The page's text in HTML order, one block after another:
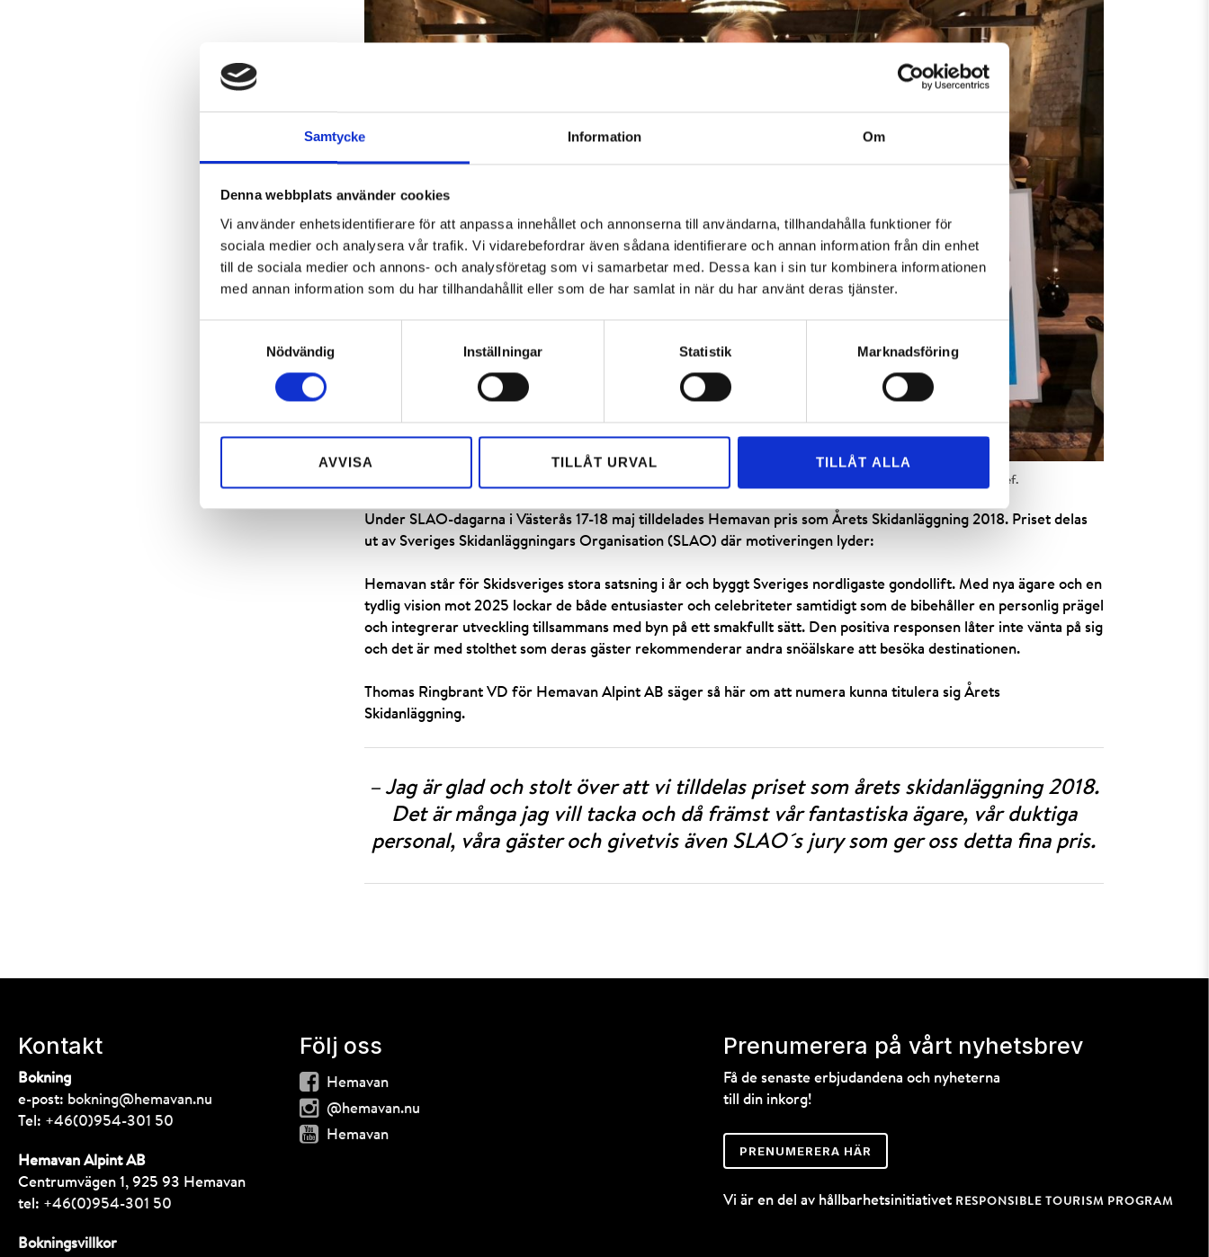
Samtycke Information Om
Denna webbplats använder cookies
Vi använder enhetsidentifierare för att anpassa innehållet och annonserna till användarna, tillhandahålla funktioner för
sociala medier och analysera vår trafik. Vi vidarebefordrar även sådana identifierare och annan information från din enhet
till de sociala medier och annons- och analysföretag som vi samarbetar med. Dessa kan i sin tur kombinera informationen
med annan information som du har tillhandahållit eller som de har samlat in när du har använt deras tjänster.
Nödvändig
Inställningar Statistik Marknadsföring
AVVISA TILLÅT URVAL TILLÅT ALLA
Till vänster Peter Östbergh Fjällchef, mitten Thomas Ringbrant VD, till höger Pontus Lindh Marknadschef.
Under SLAO-dagarna i Västerås 17-18 maj tilldelades Hemavan pris som Årets Skidanläggning 2018. Priset delas
ut av Sveriges Skidanläggningars Organisation (SLAO) där motiveringen lyder:
Hemavan står för Skidsveriges stora satsning i år och byggt Sveriges nordligaste gondollift. Med nya ägare och en
tydlig vision mot 2025 lockar de både entusiaster och celebriteter samtidigt som de bibehåller en personlig prägel
och integrerar utveckling tillsammans med byn på ett smakfullt sätt. Den positiva responsen låter inte vänta på sig
och det är med stolthet som deras gäster rekommenderar andra snöälskare att besöka destinationen.
Thomas Ringbrant VD för Hemavan Alpint AB säger så här om att numera kunna titulera sig Årets
Skidanläggning.
– Jag är glad och stolt över att vi tilldelas priset som årets skidanläggning 2018.
Det är många jag vill tacka och då främst vår fantastiska ägare, vår duktiga
personal, våra gäster och givetvis även SLAO´s jury som ger oss detta fina pris.
Kontakt
Bokning
e-post: bokning@hemavan.nu
Tel: +46(0)954-301 50
Hemavan Alpint AB
Centrumvägen 1, 925 93 Hemavan
tel: +46(0)954-301 50
Bokningsvillkor
Följ oss
Hemavan
@hemavan.nu
Hemavan
Prenumerera på vårt nyhetsbrev
Få de senaste erbjudandena och nyheterna
till din inkorg!
PRENUMERERA HÄR
Vi är en del av hållbarhetsinitiativet RESPONSIBLE TOURISM PROGRAM